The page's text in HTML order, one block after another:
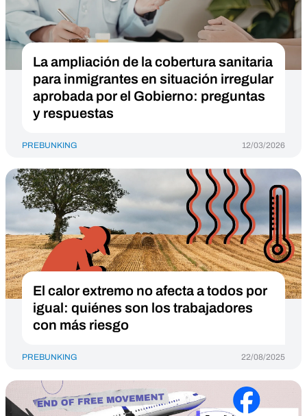
La ampliación de la cobertura sanitaria
para inmigrantes en situación irregular
aprobada por el Gobierno: preguntas
y respuestas
PREBUNKING 12/03/2026
El calor extremo no afecta a todos por
igual: quiénes son los trabajadores
con más riesgo
PREBUNKING 22/08/2025